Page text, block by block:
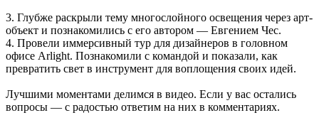
3. Глубже раскрыли тему многослойного освещения через арт-
объект и познакомились с его автором — Евгением Чес.
4. Провели иммерсивный тур для дизайнеров в головном
офисе Arlight. Познакомили с командой и показали, как
превратить свет в инструмент для воплощения своих идей.
Лучшими моментами делимся в видео. Если у вас остались
вопросы — с радостью ответим на них в комментариях.